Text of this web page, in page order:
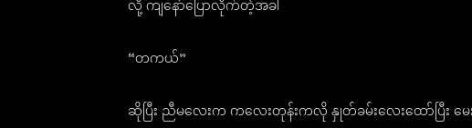
လို့ ကျနော်ပြောလိုက်တဲ့အခါ
“တကယ်”
ဆိုပြီး ညီမလေးက ကလေးတုန်းကလို နှုတ်ခမ်းလေးထော်ပြီး မ